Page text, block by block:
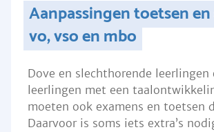
Aanpassingen toetsen
vo, vso en mbo
Dove en slechthorende leerlingen
leerlingen met een
moeten ook examens en toetsen
Daarvoor is soms iets extra’s